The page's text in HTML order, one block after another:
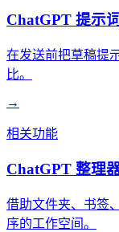
ChatGPT 提示
在发送前把草稿提
比。
→
相关功能
ChatGPT 整理
借助文件夹、书签
序的工作空间。